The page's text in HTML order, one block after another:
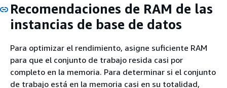
Recomendaciones de RAM de las
instancias de base de datos
Para optimizar el rendimiento, asigne suficiente RAM
para que el conjunto de trabajo resida casi por
completo en la memoria. Para determinar si el conjunto
de trabajo está en la memoria casi en su totalidad,